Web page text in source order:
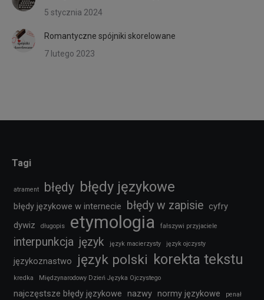
5 stycznia 2024
Romantyczne spójniki skorelowane
7 lutego 2023
Tagi
atrament błędy błędy językowe
błędy językowe w internecie błędy w zapisie cyfry
dywiz
długopis etymologia fałszywi przyjaciele
interpunkcja język język macierzysty język ojczysty
językoznastwo język polski korekta tekstu
kredka Międzynarodowy Dzień Języka Ojczystego
najczęstsze błędy językowe nazwy normy językowe penał